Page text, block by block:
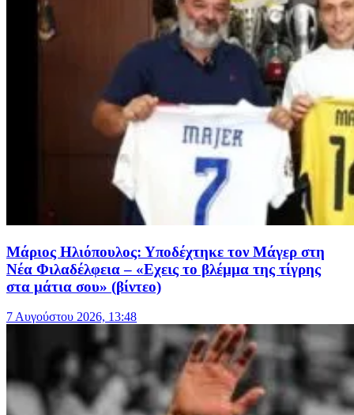
Μάριος Ηλιόπουλος: Υποδέχτηκε τον Μάγερ στη
Νέα Φιλαδέλφεια – «Εχεις το βλέμμα της τίγρης
στα μάτια σου» (βίντεο)
7 Αυγούστου 2026, 13:48